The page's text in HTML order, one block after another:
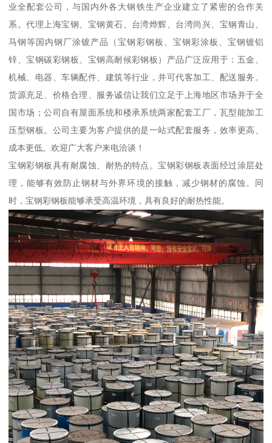
业全配套公司，与国内外各大钢铁生产企业建立了紧密的合作关
系。代理上海宝钢、宝钢黄石、台湾烨辉、台湾尚兴、宝钢青山、
马钢等国内钢厂涂镀产品（宝钢彩钢板、宝钢彩涂板、宝钢镀铝
锌、宝钢碳彩钢板、宝钢高耐候彩钢板）产品广泛应用于：五金、
机械、电器、车辆配件、建筑等行业，并可代客加工、配送服务。
货源充足、价格合理、服务诚信让我们立足于上海地区市场并于全
国市场；公司自有屋面系统和楼承系统两家配套工厂，瓦型能加工
压型钢板。公司主要为客户提供的是一站式配套服务，效率更高、
成本更低。欢迎广大客户来电洽谈！
宝钢彩钢板具有耐腐蚀、耐热的特点。宝钢彩钢板表面经过涂层处
理，能够有效防止钢材与外界环境的接触，减少钢材的腐蚀。同
时，宝钢彩钢板能够承受高温环境，具有良好的耐热性能。